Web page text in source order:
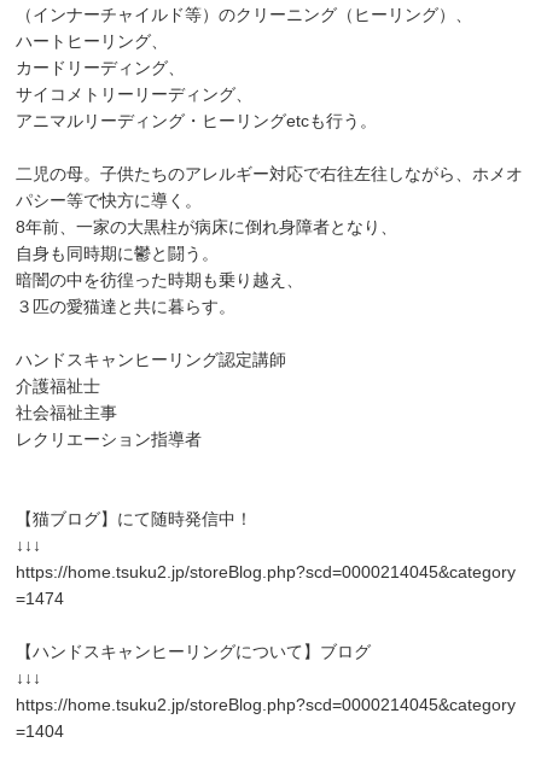
（インナーチャイルド等）のクリーニング（ヒーリング）、
ハートヒーリング、
カードリーディング、
サイコメトリーリーディング、
アニマルリーディング・ヒーリングetcも行う。
二児の母。子供たちのアレルギー対応で右往左往しながら、ホメオ
パシー等で快方に導く。
8年前、一家の大黒柱が病床に倒れ身障者となり、
自身も同時期に鬱と闘う。
暗闇の中を彷徨った時期も乗り越え、
３匹の愛猫達と共に暮らす。
ハンドスキャンヒーリング認定講師
介護福祉士
社会福祉主事
レクリエーション指導者
【猫ブログ】にて随時発信中！
↓↓↓
https://home.tsuku2.jp/storeBlog.php?scd=0000214045&category
=1474
【ハンドスキャンヒーリングについて】ブログ
↓↓↓
https://home.tsuku2.jp/storeBlog.php?scd=0000214045&category
=1404